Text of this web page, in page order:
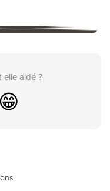
elle aidé ?
😁